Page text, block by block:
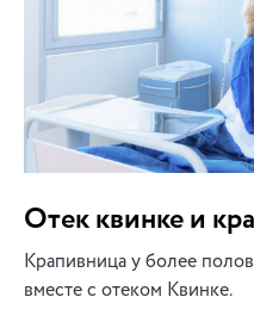
Отек квинке и
Крапивница у более
вместе с отеком Квинке.